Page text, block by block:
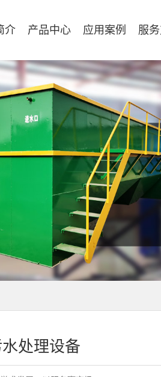
介 产品中心 应用案例 服
处理设备